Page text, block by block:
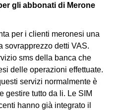
gli abbonati di Merone
per i clienti meronesi una
sovrapprezzo detti VAS.
sms della banca che
delle operazioni effettuate.
servizi normalmente è
gestire tutto da li. Le SIM
hanno già integrato il